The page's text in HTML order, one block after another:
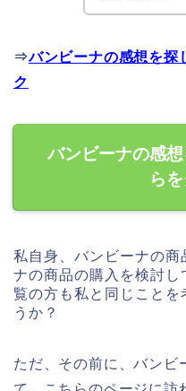
⇒バンビーナの感想を探
ク
バンビーナの感
ら
私自身、バンビーナの
ナの商品の購入を検討
覧の方も私と同じことを
うか？
ただ、その前に、バンビ